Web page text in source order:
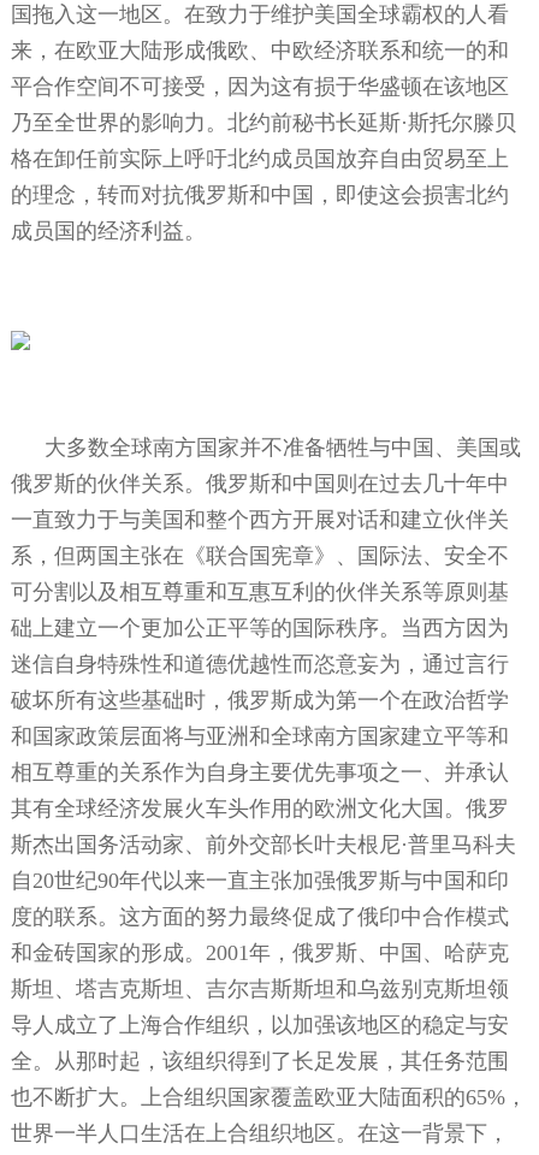
国拖入这一地区。在致力于维护美国全球霸权的人看
来，在欧亚大陆形成俄欧、中欧经济联系和统一的和
平合作空间不可接受，因为这有损于华盛顿在该地区
乃至全世界的影响力。北约前秘书长延斯·斯托尔滕贝
格在卸任前实际上呼吁北约成员国放弃自由贸易至上
的理念，转而对抗俄罗斯和中国，即使这会损害北约
成员国的经济利益。
大多数全球南方国家并不准备牺牲与中国、美国或
俄罗斯的伙伴关系。俄罗斯和中国则在过去几十年中
一直致力于与美国和整个西方开展对话和建立伙伴关
系，但两国主张在《联合国宪章》、国际法、安全不
可分割以及相互尊重和互惠互利的伙伴关系等原则基
础上建立一个更加公正平等的国际秩序。当西方因为
迷信自身特殊性和道德优越性而恣意妄为，通过言行
破坏所有这些基础时，俄罗斯成为第一个在政治哲学
和国家政策层面将与亚洲和全球南方国家建立平等和
相互尊重的关系作为自身主要优先事项之一、并承认
其有全球经济发展火车头作用的欧洲文化大国。俄罗
斯杰出国务活动家、前外交部长叶夫根尼·普里马科夫
自 20世纪90年代以来一直主张加强俄罗斯与中国和印
度的联系。这方面的努力最终促成了俄印中合作模式
和金砖国家的形成。 2001年，俄罗斯、中国、哈萨克
斯坦、塔吉克斯坦、吉尔吉斯斯坦和乌兹别克斯坦领
导人成立了上海合作组织，以加强该地区的稳定与安
全。从那时起，该组织得到了长足发展，其任务范围
也不断扩大。上合组织国家覆盖欧亚大陆面积的65%，
世界一半人口生活在上合组织地区。在这一背景下，